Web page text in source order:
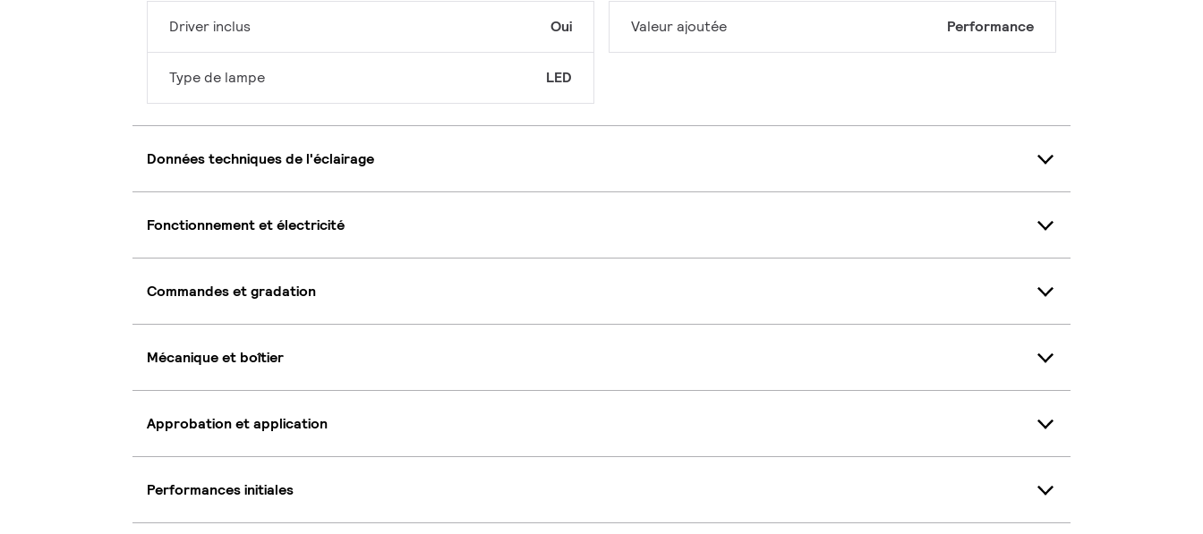
Driver inclus Oui
Type de lampe LED
Valeur ajoutée Performance
Données techniques de l'éclairage
Fonctionnement et électricité
Commandes et gradation
Mécanique et boîtier
Approbation et application
Performances initiales